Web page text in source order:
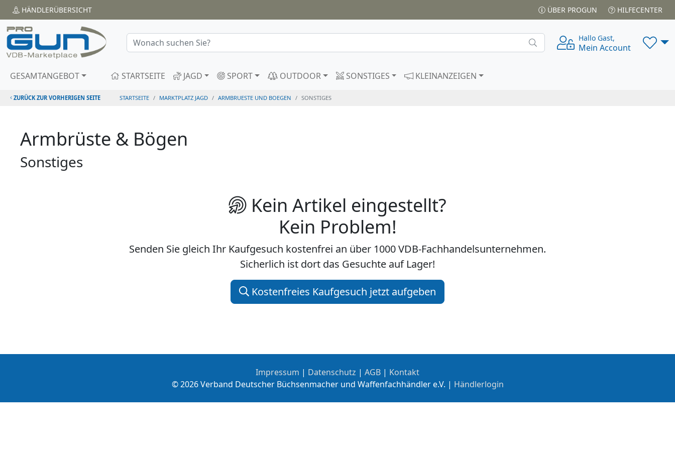
HÄNDLERÜBERSICHT ÜBER PROGUN HILFECENTER
Hallo Gast,
Mein Account
GESAMTANGEBOT STARTSEITE JAGD SPORT OUTDOOR SONSTIGES KLEINANZEIGEN
ZURÜCK ZUR VORHERIGEN SEITE STARTSEITE MARKTPLATZ JAGD ARMBRUESTE UND BOEGEN SONSTIGES
Armbrüste & Bögen
Sonstiges
Kein Artikel eingestellt?
Kein Problem!
Senden Sie gleich Ihr Kaufgesuch kostenfrei an über 1000 VDB-Fachhandelsunternehmen.
Sicherlich ist dort das Gesuchte auf Lager!
Kostenfreies Kaufgesuch jetzt aufgeben
Impressum | Datenschutz | AGB | Kontakt
© 2026 Verband Deutscher Büchsenmacher und Waffenfachhändler e.V. | Händlerlogin